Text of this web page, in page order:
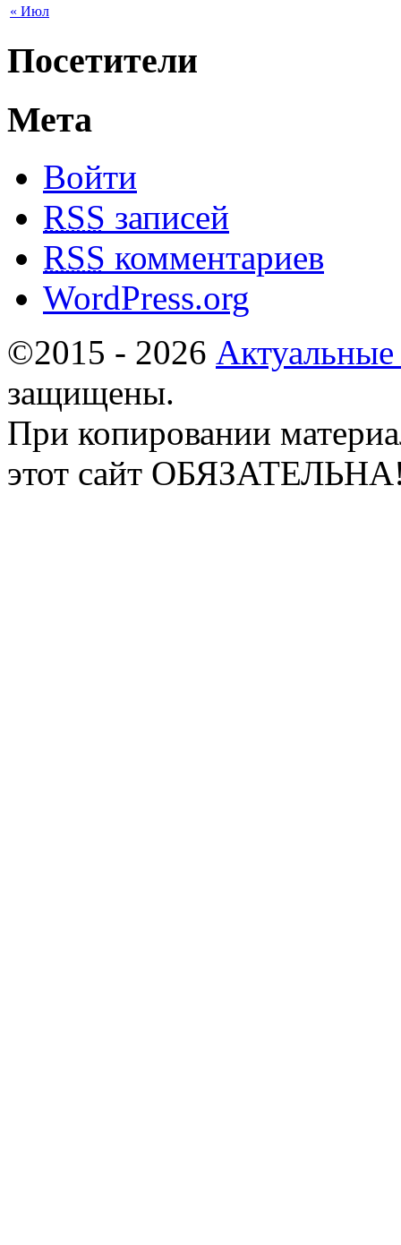
« Июл
Посетители
Мета
Войти
RSS записей
RSS комментариев
WordPress.org
©2015 - 2026
защищены.
При копировании
этот сайт